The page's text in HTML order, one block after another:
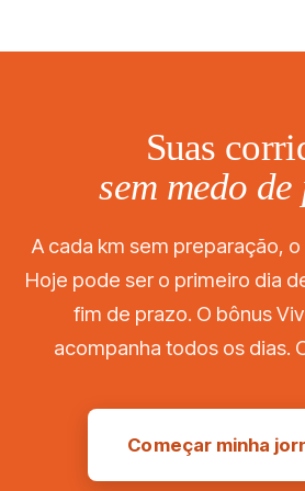
Suas
sem medo
A cada km sem preparação,
Hoje pode ser o primeiro dia
fim de prazo. O bônus
acompanha todos os dias.
Começar minha